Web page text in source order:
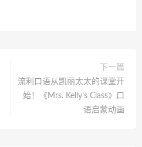
下一篇
流利口语从凯丽太太的课堂开
始！《Mrs. Kelly’s Class​》口
语启蒙动画